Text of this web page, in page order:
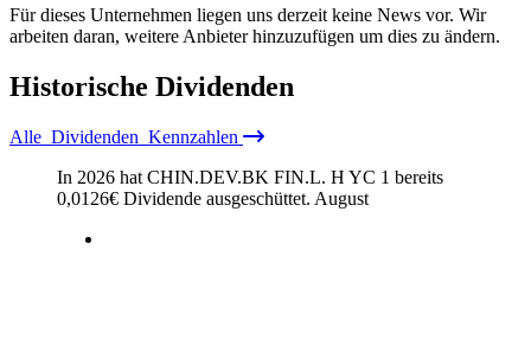
Für dieses Unternehmen liegen uns derzeit keine News vor. Wir
arbeiten daran, weitere Anbieter hinzuzufügen um dies zu ändern.
Historische Dividenden
Alle Dividenden Kennzahlen
In 2026 hat CHIN.DEV.BK FIN.L. H YC 1 bereits
0,0126€ Dividende ausgeschüttet. August